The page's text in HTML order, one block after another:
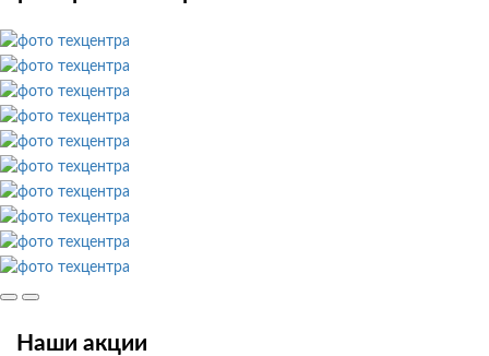
Наши акции